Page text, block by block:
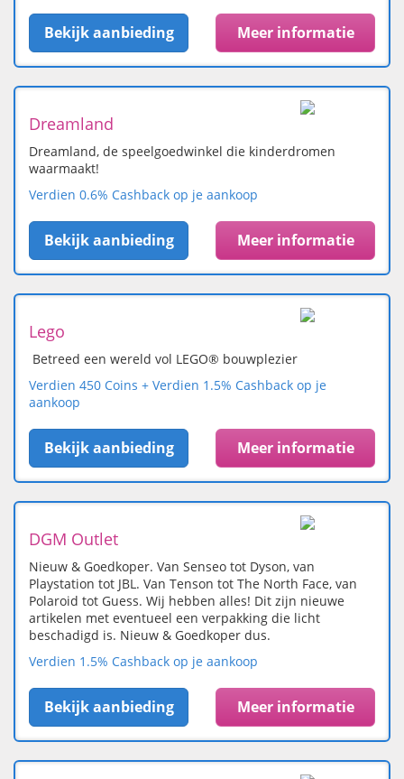
Bekijk aanbieding Meer informatie
Dreamland
Dreamland, de speelgoedwinkel die kinderdromen
waarmaakt!
Verdien 0.6% Cashback op je aankoop
Bekijk aanbieding Meer informatie
Lego
Betreed een wereld vol LEGO® bouwplezier
Verdien 450 Coins + Verdien 1.5% Cashback op je
aankoop
Bekijk aanbieding Meer informatie
DGM Outlet
Nieuw & Goedkoper. Van Senseo tot Dyson, van
Playstation tot JBL. Van Tenson tot The North Face, van
Polaroid tot Guess. Wij hebben alles! Dit zijn nieuwe
artikelen met eventueel een verpakking die licht
beschadigd is. Nieuw & Goedkoper dus.
Verdien 1.5% Cashback op je aankoop
Bekijk aanbieding Meer informatie